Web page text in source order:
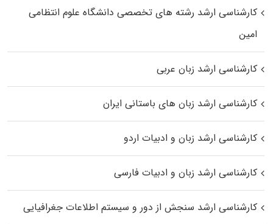
کارشناسی ارشد رﺷﺘﻪ ﻫﺎی تخصصی داﻧﺸﮕﺎه ﻋﻠﻮم انتظامی
اﻣﻴﻦ
کارشناسی ارشد زبان عربی
کارشناسی ارشد زبان‌ های باستانی ایران
کارشناسی ارشد زبان و ادبیات اردو
کارشناسی ارشد زبان و ادبیات فارسی
کارشناسی ارشد سنجش از دور و سیستم اطلاعات جغرافیایی